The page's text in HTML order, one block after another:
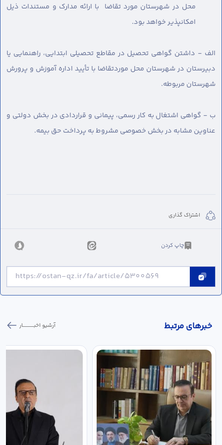
محل در شهرستان مورد تقاضا با ارائه مدارک و مستندات ذیل
امکانپذیر خواهد بود.
الف - داشتن گواهی تحصیل در مقاطع تحصیلی ابتدایی، راهنمایی یا
دبیرستان در شهرستان محل موردتقاضا با تأیید اداره آموزش و پرورش
شهرستان مربوطه.
ب - گواهی اشتغال به کار رسمی، پیمانی و قراردادی در بخش دولتی و
عناوین مشابه در بخش خصوصی مشروط به پرداخت حق بیمه.
اشتراک گذاری
چاپ کردن
خبر‌های مرتبط آرشیو اخبـــــــــــار